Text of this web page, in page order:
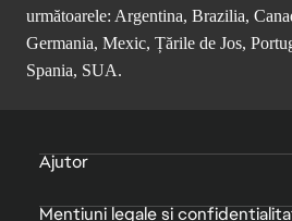
următoarele: Argentina, Brazilia,
Germania, Mexic, Țările de Jos,
Spania, SUA.
Ajutor
Mențiuni legale și